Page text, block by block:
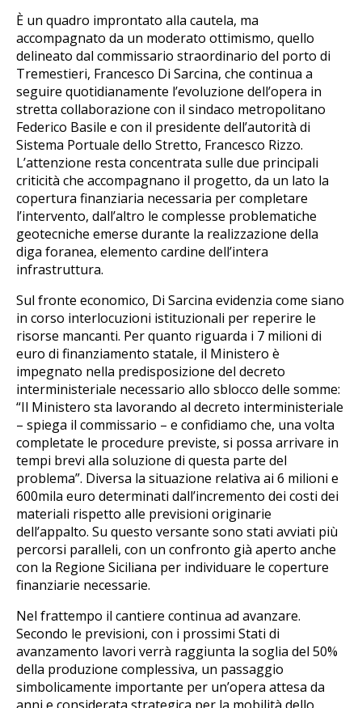
È un quadro improntato alla cautela, ma
accompagnato da un moderato ottimismo, quello
delineato dal commissario straordinario del porto di
Tremestieri, Francesco Di Sarcina, che continua a
seguire quotidianamente l’evoluzione dell’opera in
stretta collaborazione con il sindaco metropolitano
Federico Basile e con il presidente dell’autorità di
Sistema Portuale dello Stretto, Francesco Rizzo.
L’attenzione resta concentrata sulle due principali
criticità che accompagnano il progetto, da un lato la
copertura finanziaria necessaria per completare
l’intervento, dall’altro le complesse problematiche
geotecniche emerse durante la realizzazione della
diga foranea, elemento cardine dell’intera
infrastruttura.
Sul fronte economico, Di Sarcina evidenzia come siano
in corso interlocuzioni istituzionali per reperire le
risorse mancanti. Per quanto riguarda i 7 milioni di
euro di finanziamento statale, il Ministero è
impegnato nella predisposizione del decreto
interministeriale necessario allo sblocco delle somme:
“Il Ministero sta lavorando al decreto interministeriale
– spiega il commissario – e confidiamo che, una volta
completate le procedure previste, si possa arrivare in
tempi brevi alla soluzione di questa parte del
problema”. Diversa la situazione relativa ai 6 milioni e
600mila euro determinati dall’incremento dei costi dei
materiali rispetto alle previsioni originarie
dell’appalto. Su questo versante sono stati avviati più
percorsi paralleli, con un confronto già aperto anche
con la Regione Siciliana per individuare le coperture
finanziarie necessarie.
Nel frattempo il cantiere continua ad avanzare.
Secondo le previsioni, con i prossimi Stati di
avanzamento lavori verrà raggiunta la soglia del 50%
della produzione complessiva, un passaggio
simbolicamente importante per un’opera attesa da